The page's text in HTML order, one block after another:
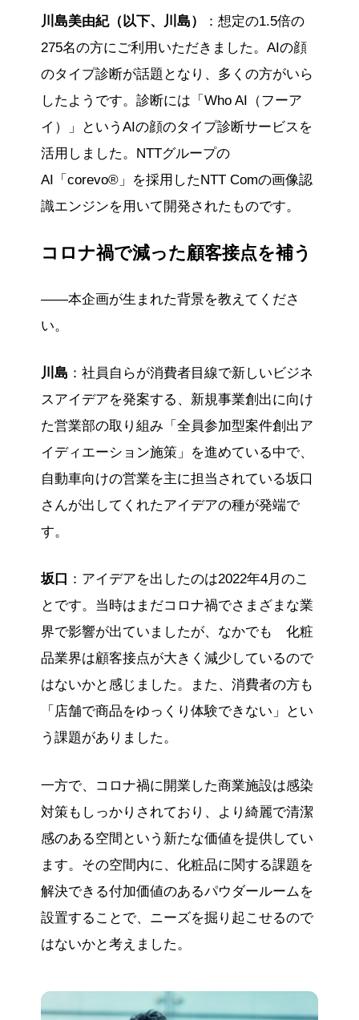
川島美由紀（以下、川島）
：想定の1.5倍の
275名の方にご利用いただきました。AIの顔
のタイプ診断が話題となり、多くの方がいら
したようです。診断には「Who AI（フーア
イ）」というAIの顔のタイプ診断サービスを
活用しました。NTTグループの
AI「corevo®」を採用したNTT Comの画像認
識エンジンを用いて開発されたものです。
コロナ禍で減った顧客接点を補う
——本企画が生まれた背景を教えてくださ
い。
川島 ：社員自らが消費者目線で新しいビジネ
スアイデアを発案する、新規事業創出に向け
た営業部の取り組み「全員参加型案件創出ア
イディエーション施策」を進めている中で、
自動車向けの営業を主に担当されている坂口
さんが出してくれたアイデアの種が発端で
す。
坂口 ：アイデアを出したのは2022年4月のこ
とです。当時はまだコロナ禍でさまざまな業
界で影響が出ていましたが、なかでも 化粧
品業界は顧客接点が大きく減少しているので
はないかと感じました。また、消費者の方も
「店舗で商品をゆっくり体験できない」とい
う課題がありました。
一方で、コロナ禍に開業した商業施設は感染
対策もしっかりされており、より綺麗で清潔
感のある空間という新たな価値を提供してい
ます。その空間内に、化粧品に関する課題を
解決できる付加価値のあるパウダールームを
設置することで、ニーズを掘り起こせるので
はないかと考えました。